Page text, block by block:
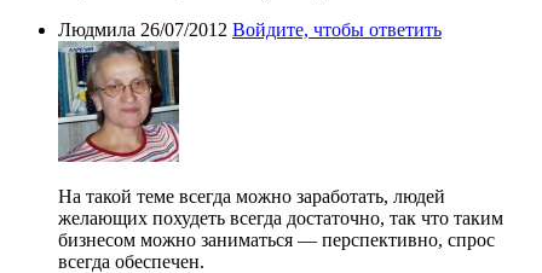
Людмила 26/07/2012 Войдите, чтобы ответить
На такой теме всегда можно заработать, людей
желающих похудеть всегда достаточно, так что таким
бизнесом можно заниматься — перспективно, спрос
всегда обеспечен.